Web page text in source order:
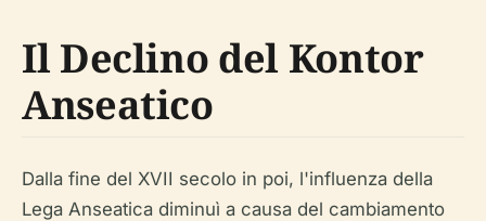
Il Declino del Kontor
Anseatico
Dalla fine del XVII secolo in poi, l'influenza della
Lega Anseatica diminuì a causa del cambiamento